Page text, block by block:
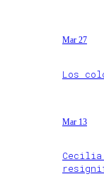
Mar 27
Los
Mar 13
Cecilia